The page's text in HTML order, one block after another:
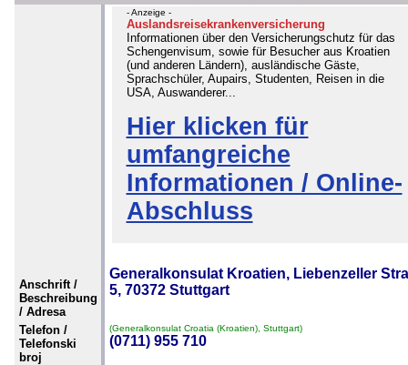
- Anzeige -
Auslandsreisekrankenversicherung
Informationen über den Versicherungschutz für das
Schengenvisum, sowie für Besucher aus Kroatien
(und anderen Ländern), ausländische Gäste,
Sprachschüler, Aupairs, Studenten, Reisen in die
USA, Auswanderer...
Hier klicken für
umfangreiche
Informationen / Online-
Abschluss
Anschrift /
Beschreibung
/ Adresa
Generalkonsulat Kroatien, Liebenzeller
5, 70372 Stuttgart
Telefon /
Telefonski
broj
(Generalkonsulat Croatia (Kroatien), Stuttgart)
(0711) 955 710